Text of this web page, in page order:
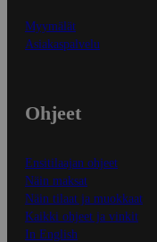
Myymälät
Asiakaspalvelu
Ohjeet
Ensitilaajan ohjeet
Näin maksat
Näin tilaat ja muokkaat
Kaikki ohjeet ja vinkit
In English